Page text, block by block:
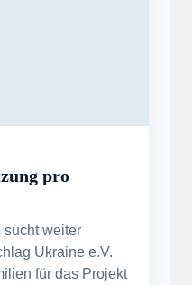
pro
sucht weiter
Ukraine e.V.
für das Projekt